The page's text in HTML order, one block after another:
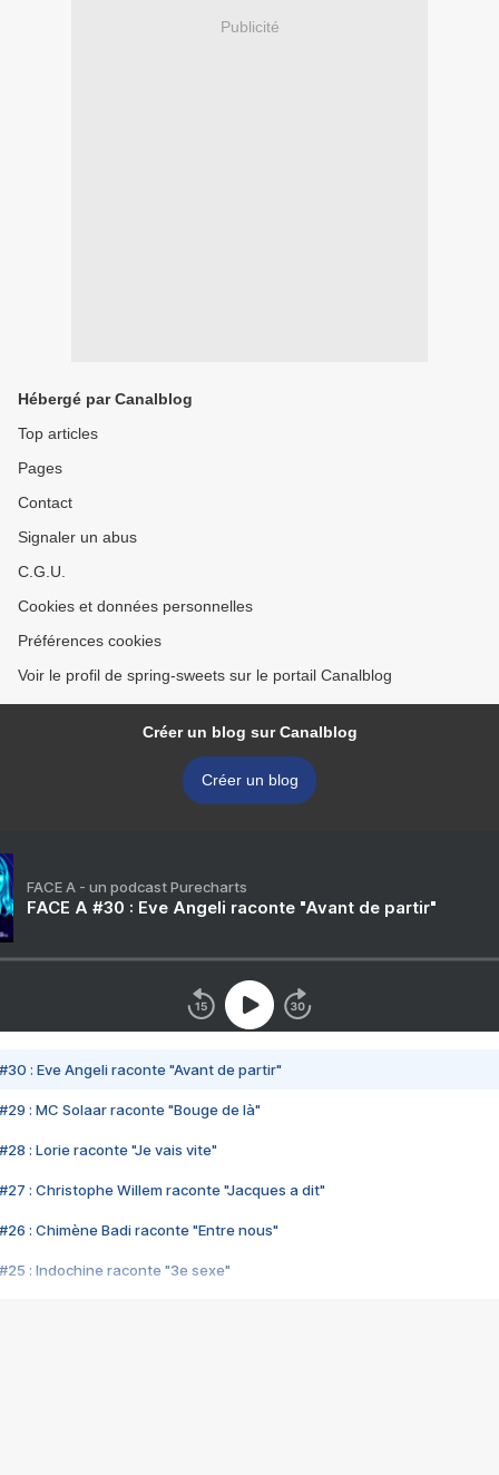
Publicité
Hébergé par Canalblog
Top articles
Pages
Contact
Signaler un abus
C.G.U.
Cookies et données personnelles
Préférences cookies
Voir le profil de spring-sweets sur le portail Canalblog
Créer un blog sur Canalblog
Créer un blog
FACE A - un podcast Purecharts
FACE A #30 : Eve Angeli raconte "Avant de partir"
#30 : Eve Angeli raconte "Avant de partir"
#29 : MC Solaar raconte "Bouge de là"
#28 : Lorie raconte "Je vais vite"
#27 : Christophe Willem raconte "Jacques a dit"
#26 : Chimène Badi raconte "Entre nous"
#25 : Indochine raconte "3e sexe"